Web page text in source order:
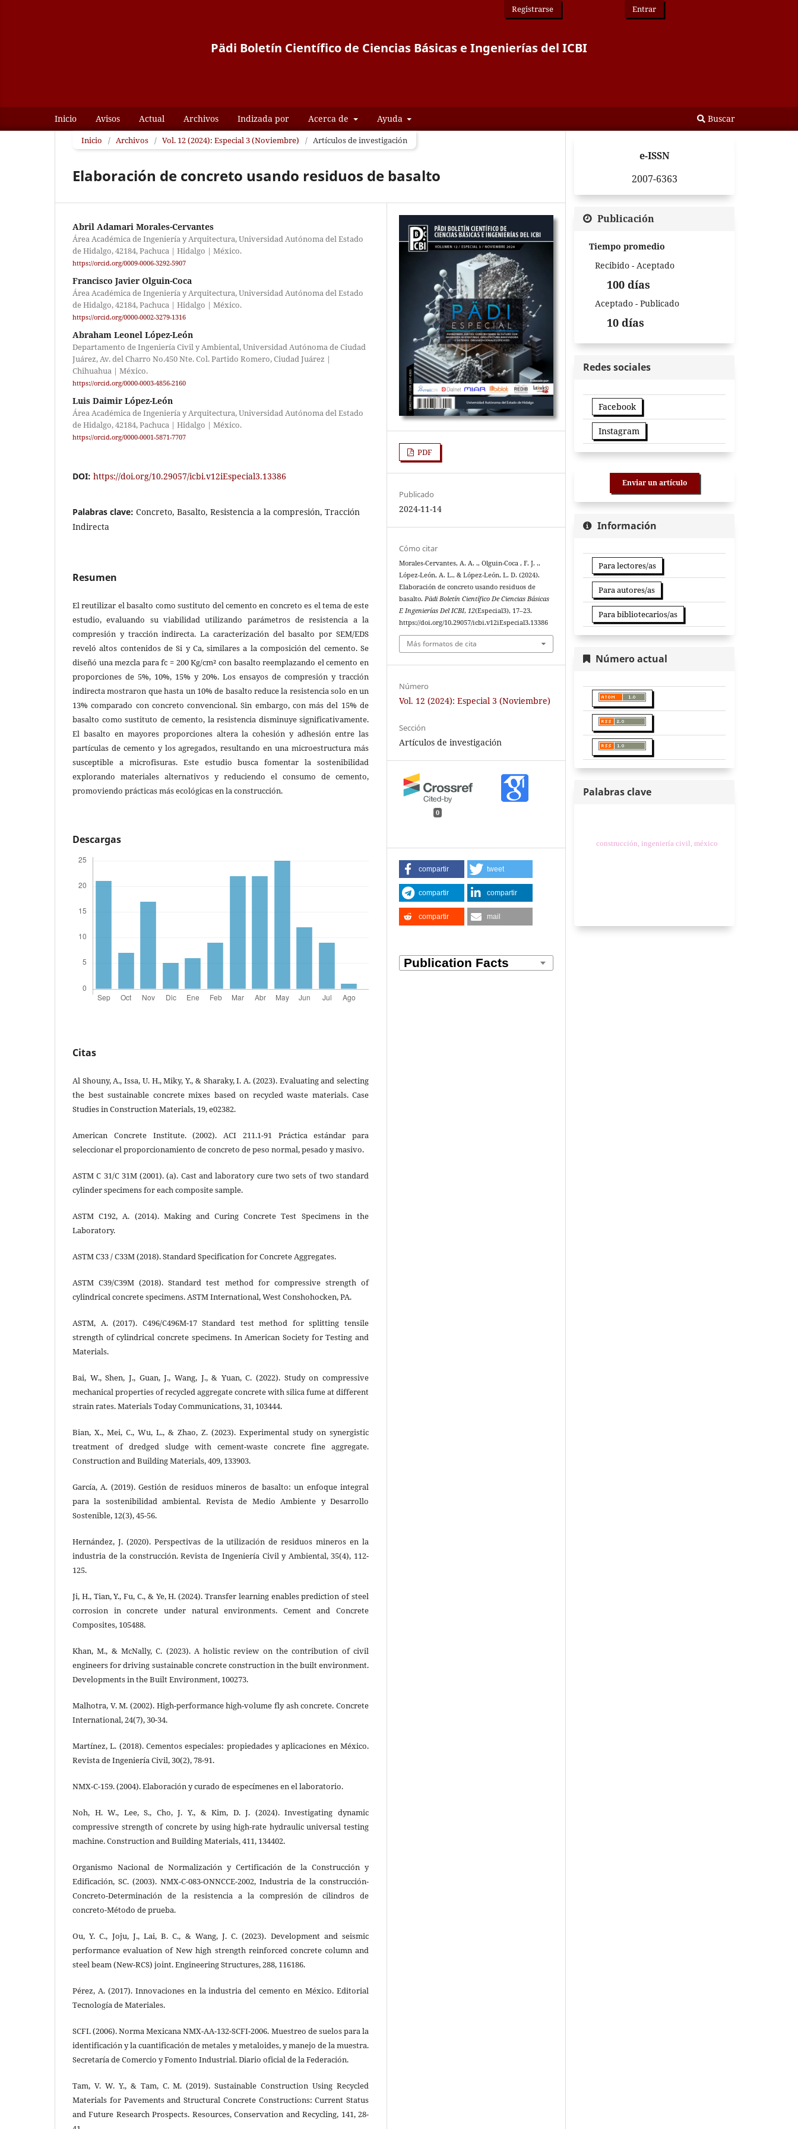
Pädi Boletín Científico de Ciencias Básicas e Ingenierías del ICBI
Inicio Avisos Actual Archivos Indizada por Acerca de Ayuda Buscar
Registrarse Entrar
Inicio / Archivos / Vol. 12 (2024): Especial 3 (Noviembre) / Artículos de investigación
Elaboración de concreto usando residuos de basalto
Abril Adamari Morales-Cervantes
Área Académica de Ingeniería y Arquitectura, Universidad Autónoma del Estado
de Hidalgo, 42184, Pachuca | Hidalgo | México.
https://orcid.org/0009-0006-3292-5907
Francisco Javier Olguin-Coca
Área Académica de Ingeniería y Arquitectura, Universidad Autónoma del Estado
de Hidalgo, 42184, Pachuca | Hidalgo | México.
https://orcid.org/0000-0002-3279-1316
Abraham Leonel López-León
Departamento de Ingeniería Civil y Ambiental, Universidad Autónoma de Ciudad
Juárez, Av. del Charro No.450 Nte. Col. Partido Romero, Ciudad Juárez |
Chihuahua | México.
https://orcid.org/0000-0003-4856-2160
Luis Daimir López-León
Área Académica de Ingeniería y Arquitectura, Universidad Autónoma del Estado
de Hidalgo, 42184, Pachuca | Hidalgo | México.
https://orcid.org/0000-0001-5871-7707
DOI: https://doi.org/10.29057/icbi.v12iEspecial3.13386
Palabras clave: Concreto, Basalto, Resistencia a la compresión, Tracción
Indirecta
Resumen
El reutilizar el basalto como sustituto del cemento en concreto es el tema de este
estudio, evaluando su viabilidad utilizando parámetros de resistencia a la
compresión y tracción indirecta. La caracterización del basalto por SEM/EDS
reveló altos contenidos de Si y Ca, similares a la composición del cemento. Se
diseñó una mezcla para fˈc = 200 Kg/cm² con basalto reemplazando el cemento en
proporciones de 5%, 10%, 15% y 20%. Los ensayos de compresión y tracción
indirecta mostraron que hasta un 10% de basalto reduce la resistencia solo en un
13% comparado con concreto convencional. Sin embargo, con más del 15% de
basalto como sustituto de cemento, la resistencia disminuye significativamente.
El basalto en mayores proporciones altera la cohesión y adhesión entre las
partículas de cemento y los agregados, resultando en una microestructura más
susceptible a microfisuras. Este estudio busca fomentar la sostenibilidad
explorando materiales alternativos y reduciendo el consumo de cemento,
promoviendo prácticas más ecológicas en la construcción.
Descargas
Citas
Al Shouny, A., Issa, U. H., Miky, Y., & Sharaky, I. A. (2023). Evaluating and selecting
the best sustainable‎ concrete mixes based on recycled waste materials. Case
Studies in Construction Materials, 19, e02382.
American Concrete Institute. (2002). ACI 211.1-91 Práctica estándar para
seleccionar el proporcionamiento de concreto de peso normal, pesado y masivo.
ASTM C 31/C 31M (2001). (a). Cast and laboratory cure two sets of two standard
cylinder specimens for each composite sample.
ASTM C192, A. (2014). Making and Curing Concrete Test Specimens in the
Laboratory.
ASTM C33 / C33M (2018). Standard Specification for Concrete Aggregates.
ASTM C39/C39M (2018). Standard test method for compressive strength of
cylindrical concrete specimens. ASTM International, West Conshohocken, PA.
ASTM, A. (2017). C496/C496M-17 Standard test method for splitting tensile
strength of cylindrical concrete specimens. In American Society for Testing and
Materials.
Bai, W., Shen, J., Guan, J., Wang, J., & Yuan, C. (2022). Study on compressive
mechanical properties of recycled aggregate concrete with silica fume at different
strain rates. Materials Today Communications, 31, 103444.
Bian, X., Mei, C., Wu, L., & Zhao, Z. (2023). Experimental study on synergistic
treatment of dredged sludge with cement-waste concrete fine aggregate.
Construction and Building Materials, 409, 133903.
García, A. (2019). Gestión de residuos mineros de basalto: un enfoque integral
para la sostenibilidad ambiental. Revista de Medio Ambiente y Desarrollo
Sostenible, 12(3), 45-56.
Hernández, J. (2020). Perspectivas de la utilización de residuos mineros en la
industria de la construcción. Revista de Ingeniería Civil y Ambiental, 35(4), 112-
125.
Ji, H., Tian, Y., Fu, C., & Ye, H. (2024). Transfer learning enables prediction of steel
corrosion in concrete under natural environments. Cement and Concrete
Composites, 105488.
Khan, M., & McNally, C. (2023). A holistic review on the contribution of civil
engineers for driving sustainable concrete construction in the built environment.
Developments in the Built Environment, 100273.
Malhotra, V. M. (2002). High-performance high-volume fly ash concrete. Concrete
International, 24(7), 30-34.
Martínez, L. (2018). Cementos especiales: propiedades y aplicaciones en México.
Revista de Ingeniería Civil, 30(2), 78-91.
NMX-C-159. (2004). Elaboración y curado de especímenes en el laboratorio.
Noh, H. W., Lee, S., Cho, J. Y., & Kim, D. J. (2024). Investigating dynamic
compressive strength of concrete by using high-rate hydraulic universal testing
machine. Construction and Building Materials, 411, 134402.
Organismo Nacional de Normalización y Certificación de la Construcción y
Edificación, SC. (2003). NMX-C-083-ONNCCE-2002, Industria de la construcción-
Concreto-Determinación de la resistencia a la compresión de cilindros de
concreto-Método de prueba.
Ou, Y. C., Joju, J., Lai, B. C., & Wang, J. C. (2023). Development and seismic
performance evaluation of New high strength reinforced concrete column and
steel beam (New-RCS) joint. Engineering Structures, 288, 116186.
Pérez, A. (2017). Innovaciones en la industria del cemento en México. Editorial
Tecnología de Materiales.
SCFI. (2006). Norma Mexicana NMX-AA-132-SCFI-2006. Muestreo de suelos para la
identificación y la cuantificación de metales y metaloides, y manejo de la muestra.
Secretaría de Comercio y Fomento Industrial. Diario oficial de la Federación.
Tam, V. W. Y., & Tam, C. M. (2019). Sustainable Construction Using Recycled
Materials for Pavements and Structural Concrete Constructions: Current Status
and Future Research Prospects. Resources, Conservation and Recycling, 141, 28-
PDF
Publicado
2024-11-14
Cómo citar
Morales-Cervantes, A. A. ., Olguin-Coca , F. J. .,
López-León, A. L., & López-León, L. D. (2024).
Elaboración de concreto usando residuos de
basalto.Pädi Boletín Científico De Ciencias Básicas
E Ingenierías Del ICBI,12(Especial3), 17–23.
https://doi.org/10.29057/icbi.v12iEspecial3.13386
Más formatos de cita
Número
Vol. 12 (2024): Especial 3 (Noviembre)
Sección
Artículos de investigación
0
compartir tweet
compartir compartir
compartir mail
e-ISSN
2007-6363
Publicación
Tiempo promedio
Recibido - Aceptado
100 días
Aceptado - Publicado
10 días
Redes sociales
Facebook
Instagram
Enviar un artículo
Información
Para lectores/as
Para autores/as
Para bibliotecarios/as
Número actual
Palabras clave
construcción, ingeniería civil, méxico